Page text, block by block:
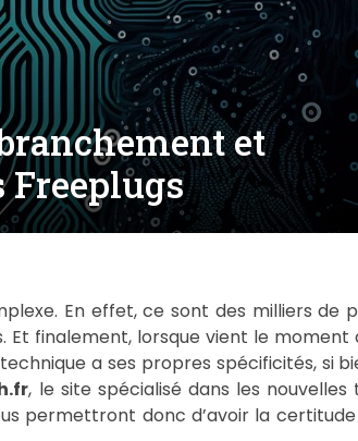
et
En effet, ce sont des milliers de
Et finalement, lorsque vient le
a ses propres spécificités, si
, le site spécialisé dans les
permettront donc d’avoir la